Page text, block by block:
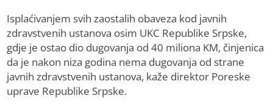
Isplaćivanjem svih zaostalih obaveza kod javnih
zdravstvenih ustanova osim UKC Republike Srpske,
gdje je ostao dio dugovanja od 40 miliona KM, činjenica
da je nakon niza godina nema dugovanja od strane
javnih zdravstvenih ustanova, kaže direktor Poreske
uprave Republike Srpske.